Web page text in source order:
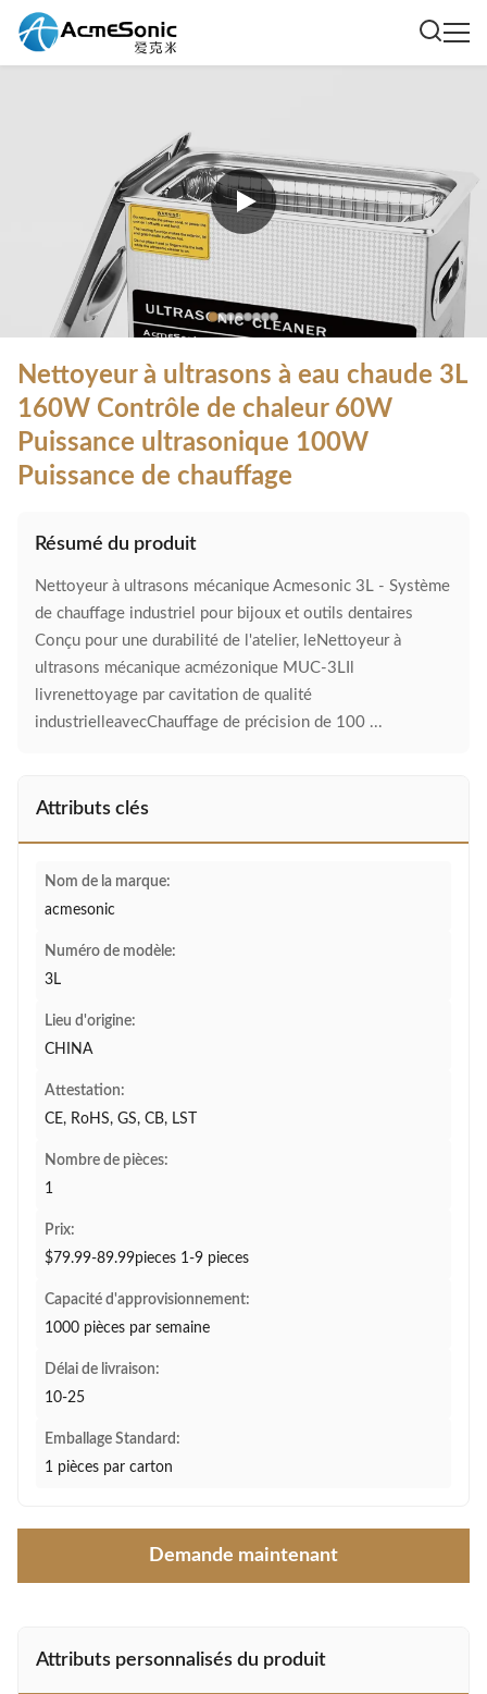
Nettoyeur à ultrasons à eau chaude 3L
160W Contrôle de chaleur 60W
Puissance ultrasonique 100W
Puissance de chauffage
Résumé du produit
Nettoyeur à ultrasons mécanique Acmesonic 3L - Système
de chauffage industriel pour bijoux et outils dentaires
Conçu pour une durabilité de l'atelier, leNettoyeur à
ultrasons mécanique acmézonique MUC-3LIl
livrenettoyage par cavitation de qualité
industrielleavecChauffage de précision de 100 ...
Attributs clés
Nom de la marque:
acmesonic
Numéro de modèle:
3L
Lieu d'origine:
CHINA
Attestation:
CE, RoHS, GS, CB, LST
Nombre de pièces:
1
Prix:
$79.99-89.99pieces 1-9 pieces
Capacité d'approvisionnement:
1000 pièces par semaine
Délai de livraison:
10-25
Emballage Standard:
1 pièces par carton
Demande maintenant
Attributs personnalisés du produit